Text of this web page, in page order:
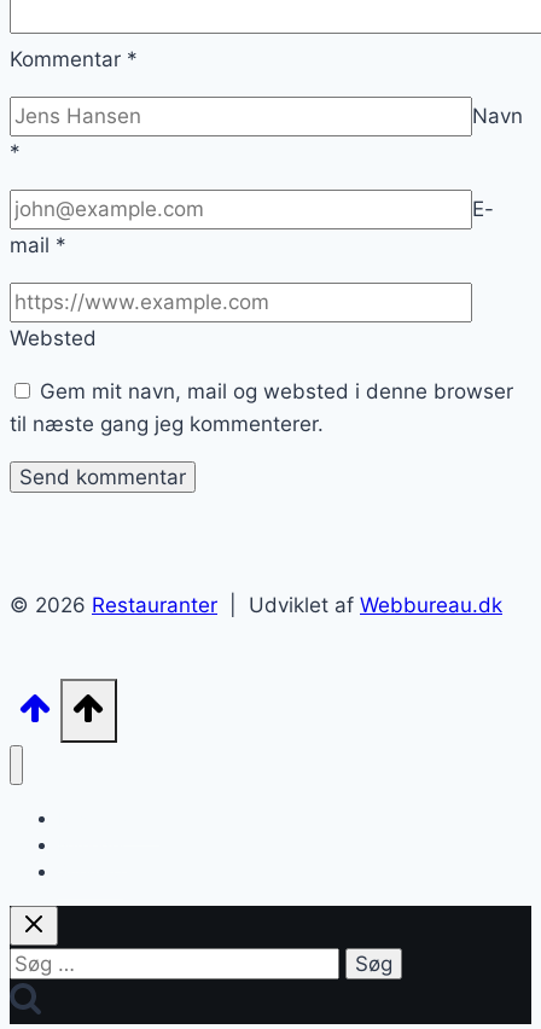
Kommentar *
Navn
*
E-
mail *
Websted
Gem mit navn, mail og websted i denne browser
til næste gang jeg kommenterer.
© 2026 Restauranter | Udviklet af Webbureau.dk
Søg
efter: